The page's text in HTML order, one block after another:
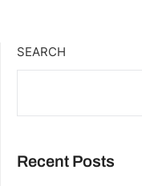
SEARCH
Recent Posts